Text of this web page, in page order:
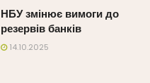
НБУ змінює вимоги до
резервів банків
14.10.2025